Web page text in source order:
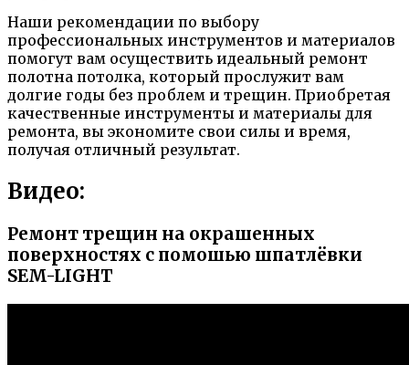
Наши рекомендации по выбору
профессиональных инструментов и материалов
помогут вам осуществить идеальный ремонт
полотна потолка, который прослужит вам
долгие годы без проблем и трещин. Приобретая
качественные инструменты и материалы для
ремонта, вы экономите свои силы и время,
получая отличный результат.
Видео:
Ремонт трещин на окрашенных
поверхностях с помошью шпатлёвки
SEM-LIGHT